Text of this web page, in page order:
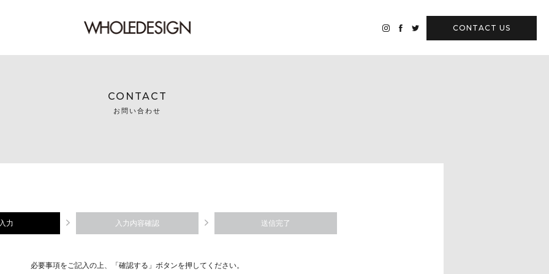
CONTACT US
CONTACT
お問い合わせ
力 入力内容確認 送信完了
必要事項をご記入の上、「確認する」ボタンを押してください。